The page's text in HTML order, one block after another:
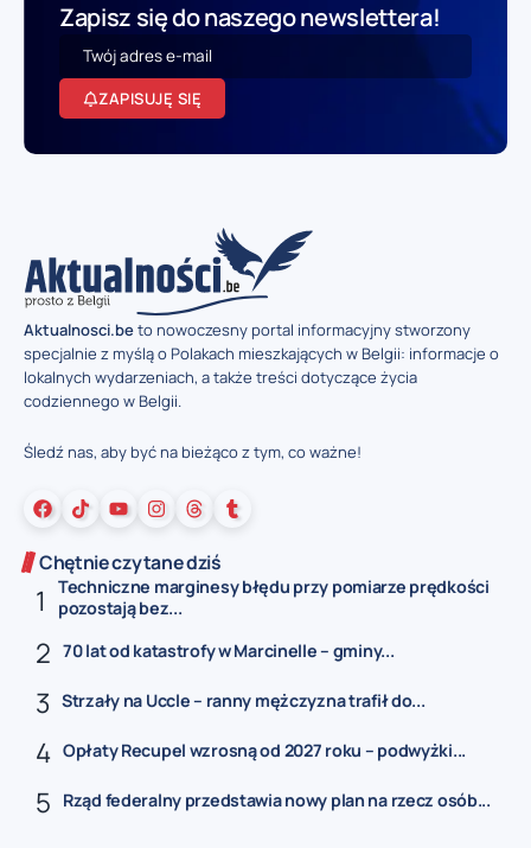
Zapisz się do naszego newslettera!
ZAPISUJĘ SIĘ
Aktualnosci.beto nowoczesny portal informacyjny stworzony
specjalnie z myślą o Polakach mieszkających w Belgii: informacje o
lokalnych wydarzeniach, a także treści dotyczące życia
codziennego w Belgii.
Śledź nas, aby być na bieżąco z tym, co ważne!
Chętnie czytane dziś
Techniczne marginesy błędu przy pomiarze prędkości
pozostają bez...
70 lat od katastrofy w Marcinelle – gminy...
Strzały na Uccle – ranny mężczyzna trafił do...
Opłaty Recupel wzrosną od 2027 roku – podwyżki...
Rząd federalny przedstawia nowy plan na rzecz osób...